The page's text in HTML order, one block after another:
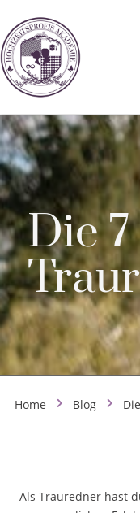
Die
Home Blog
Als Trauredner hast